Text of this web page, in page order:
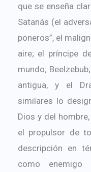
que se enseña
Satanás (el
poneros”, el
aire; el príncipe
mundo;
antigua, y el
similares lo
Dios y del
el propulsor de
descripción en
como enemigo